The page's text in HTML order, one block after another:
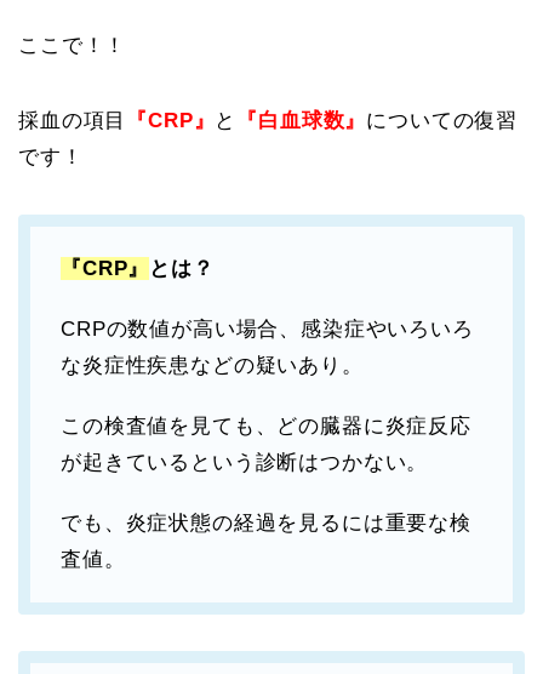
ここで！！
採血の項目 『CRP』 と 『白血球数』 についての復習
です！
『CRP』 とは？
CRPの数値が高い場合、感染症やいろいろ
な炎症性疾患などの疑いあり。
この検査値を見ても、どの臓器に炎症反応
が起きているという診断はつかない。
でも、炎症状態の経過を見るには重要な検
査値。